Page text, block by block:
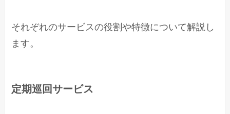
それぞれのサービスの役割や特徴について解説し
ます。
定期巡回サービス